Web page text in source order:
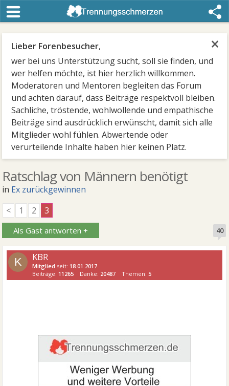
×
Lieber Forenbesucher,
wer bei uns Unterstützung sucht, soll sie finden, und
wer helfen möchte, ist hier herzlich willkommen.
Moderatoren und Mentoren begleiten das Forum
und achten darauf, dass Beiträge respektvoll bleiben.
Sachliche, tröstende, wohlwollende und empathische
Beiträge sind ausdrücklich erwünscht, damit sich alle
Mitglieder wohl fühlen. Abwertende oder
verurteilende Inhalte haben hier keinen Platz.
Ratschlag von Männern benötigt
in Ex zurückgewinnen
<
1 2 3
Als Gast antworten + 40
K KBR
Mitglied seit: 18.01.2017
Beiträge: 11265 Danke: 20487 Themen:5